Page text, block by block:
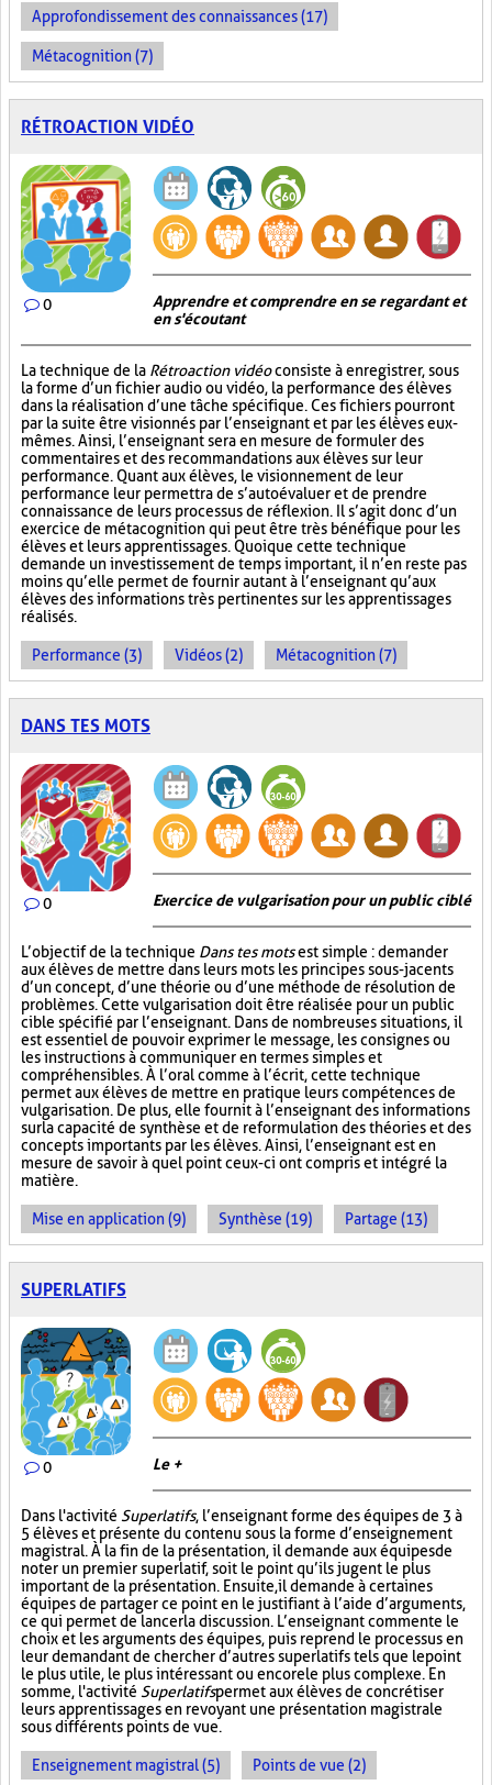
Approfondissement des connaissances (17)
Métacognition (7)
RÉTROACTION VIDÉO
0
Apprendre et comprendre en se regardant et
en s'écoutant
La technique de la Rétroaction vidéoconsiste à enregistrer, sous
la forme d’un fichier audio ou vidéo, la performance des élèves
dans la réalisation d’une tâche spécifique. Ces fichiers pourront
par la suite être visionnés par l’enseignant et par les élèves eux-
mêmes. Ainsi, l’enseignant sera en mesure de formuler des
commentaires et des recommandations aux élèves sur leur
performance. Quant aux élèves, le visionnement de leur
performance leur permettra de s’autoévaluer et de prendre
connaissance de leurs processus de réflexion. Il s’agit donc d’un
exercice de métacognition qui peut être très bénéfique pour les
élèves et leurs apprentissages. Quoique cette technique
demande un investissement de temps important, il n’en reste pas
moins qu’elle permet de fournir autant à l’enseignant qu’aux
élèves des informations très pertinentes sur les apprentissages
réalisés.
Performance (3) Vidéos (2) Métacognition (7)
DANS TES MOTS
0 Exercice de vulgarisation pour un public ciblé
L’objectif de la technique Dans tes motsest simple : demander
aux élèves de mettre dans leurs mots les principes sous-jacents
d’un concept, d’une théorie ou d’une méthode de résolution de
problèmes. Cette vulgarisation doit être réalisée pour un public
cible spécifié par l’enseignant. Dans de nombreuses situations, il
est essentiel de pouvoir exprimer le message, les consignes ou
les instructions à communiquer en termes simples et
compréhensibles. À l’oral comme à l’écrit, cette technique
permet aux élèves de mettre en pratique leurs compétences de
vulgarisation. De plus, elle fournit à l’enseignant des informations
sur la capacité de synthèse et de reformulation des théories et des
concepts importants par les élèves. Ainsi, l’enseignant est en
mesure de savoir à quel point ceux-ci ont compris et intégré la
matière.
Mise en application (9) Synthèse (19) Partage (13)
SUPERLATIFS
0 Le +
Dans l'activité Superlatifs, l’enseignant forme des équipes de 3 à
5 élèves et présente du contenu sous la forme d’enseignement
magistral. À la fin de la présentation, il demande aux équipes de
noter un premier superlatif, soit le point qu’ils jugent le plus
important de la présentation. Ensuite, il demande à certaines
équipes de partager ce point en le justifiant à l’aide d’arguments,
ce qui permet de lancer la discussion. L’enseignant commente le
choix et les arguments des équipes, puis reprend le processus en
leur demandant de chercher d’autres superlatifs tels que le point
le plus utile, le plus intéressant ou encore le plus complexe. En
somme, l'activité Superlatifspermet aux élèves de concrétiser
leurs apprentissages en revoyant une présentation magistrale
sous différents points de vue.
Enseignement magistral (5) Points de vue (2)